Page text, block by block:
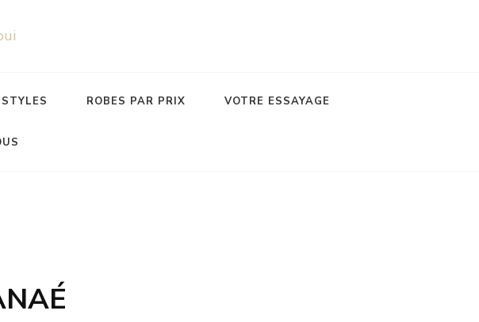
ROBES PAR PRIX VOTRE ESSAYAGE